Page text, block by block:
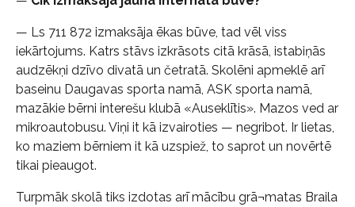
— Ls 711 872 izmaksāja ēkas būve, tad vēl viss
iekārtojums. Katrs stāvs izkrāsots citā krāsā, istabiņās
audzēkņi dzīvo divatā un četratā. Skolēni apmeklē arī
baseinu Daugavas sporta namā, ASK sporta namā,
mazākie bērni interešu klubā «Auseklītis». Mazos ved ar
mikroautobusu. Viņi it kā izvairoties — negribot. Ir lietas,
ko maziem bērniem it kā uzspiež, to saprot un novērtē
tikai pieaugot.
Turpmāk skolā tiks izdotas arī mācību grā¬matas Braila